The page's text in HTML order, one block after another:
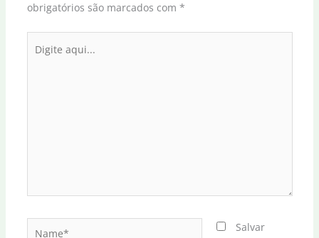
obrigatórios são marcados com *
aqui...
Salvar